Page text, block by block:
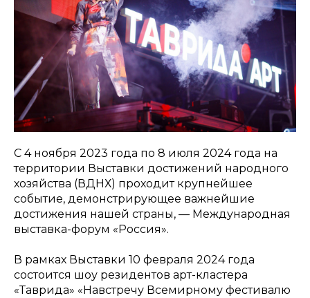
С 4 ноября 2023 года по 8 июля 2024 года на
территории Выставки достижений народного
хозяйства (ВДНХ) проходит крупнейшее
событие, демонстрирующее важнейшие
достижения нашей страны, — Международная
выставка-форум «Россия».
В рамках Выставки 10 февраля 2024 года
состоится шоу резидентов арт-кластера
«Таврида» «Навстречу Всемирному фестивалю